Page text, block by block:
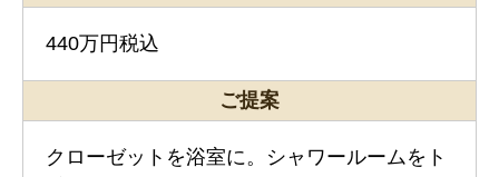
440万円税込
ご提案
クローゼットを浴室に。シャワールームをト